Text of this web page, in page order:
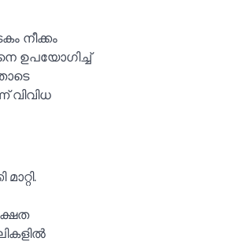
നീക്കം
ഉപയോഗിച്ച്‌
വിവിധ